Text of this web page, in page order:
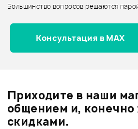
5.0
Все товары IBANEZ
Архив товаров - новинки
Большинство вопросов решаются
Консультация в MAX
Приходите в наши
общением и, конечно
скидками.